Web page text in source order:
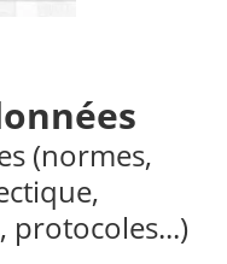
(normes,
protocoles...)